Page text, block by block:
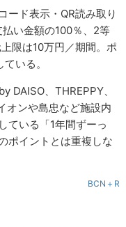
ード表示・QR読み取り
い金額の100％、2等
限は10万円／期間。ポ
いる。
DAISO、THREPPY、
オンや島忠など施設内
ている「1年間ずーっ
ポイントとは重複しな
BCN＋R